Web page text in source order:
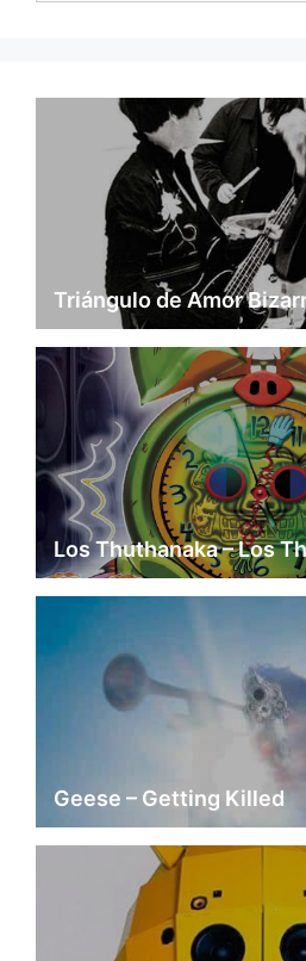
Triángulo de Amor
Los Thuthanaka – Los
Geese – Getting Killed